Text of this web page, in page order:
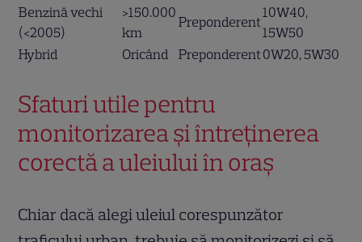
Benzină vechi
(<2005)
>150.000
km
Preponderent
10W40,
15W50
Hybrid
Oricând Preponderent0W20, 5W30
Sfaturi utile pentru
monitorizarea și întreținerea
corectă a uleiului în oraș
Chiar dacă alegi uleiul corespunzător